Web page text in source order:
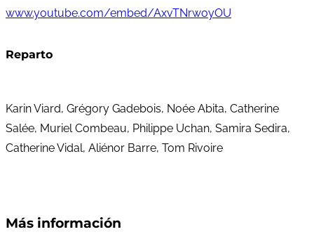
www.youtube.com/embed/AxvTNrwoyOU
Reparto
Karin Viard, Grégory Gadebois, Noée Abita, Catherine
Salée, Muriel Combeau, Philippe Uchan, Samira Sedira,
Catherine Vidal, Aliénor Barre, Tom Rivoire
Más información